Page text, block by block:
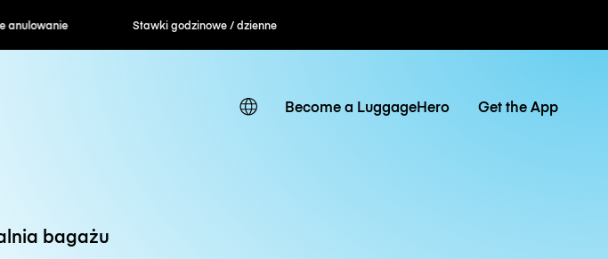
anulowanie Stawki godzinowe / dzienne
Become a LuggageHero Get the App
bagażu